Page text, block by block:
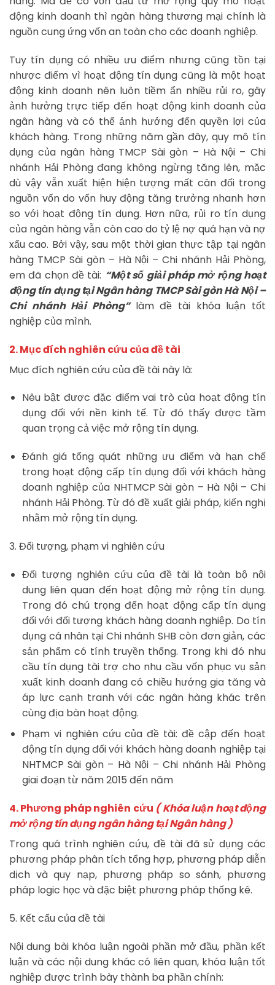
động kinh doanh thì ngân hàng thương mại chính là
nguồn cung ứng vốn an toàn cho các doanh nghiệp.
Tuy tín dụng có nhiều ưu điểm nhưng cũng tồn tại
nhược điểm vì hoạt động tín dụng cũng là một hoạt
động kinh doanh nên luôn tiềm ẩn nhiều rủi ro, gây
ảnh hưởng trực tiếp đến hoạt động kinh doanh của
ngân hàng và có thể ảnh hưởng đến quyền lợi của
khách hàng. Trong những năm gần đây, quy mô tín
dụng của ngân hàng TMCP Sài gòn – Hà Nội – Chi
nhánh Hải Phòng đang không ngừng tăng lên, mặc
dù vậy vẫn xuất hiện hiện tượng mất cân đối trong
nguồn vốn do vốn huy động tăng trưởng nhanh hơn
so với hoạt động tín dụng. Hơn nữa, rủi ro tín dụng
của ngân hàng vẫn còn cao do tỷ lệ nợ quá hạn và nợ
xấu cao. Bởi vậy, sau một thời gian thực tập tại ngân
hàng TMCP Sài gòn – Hà Nội – Chi nhánh Hải Phòng,
em đã chọn đề tài: “Một số giải pháp mở rộng hoạt
động tín dụng tại Ngân hàng TMCP Sài gòn Hà Nội –
Chi nhánh Hải Phòng” làm đề tài khóa luận tốt
nghiệp của mình.
2. Mục đích nghiên cứu của đề tài
Mục đích nghiên cứu của đề tài này là:
Nêu bật được đặc điểm vai trò của hoạt động tín
dụng đối với nền kinh tế. Từ đó thấy được tầm
quan trọng cả việc mở rộng tín dụng.
Đánh giá tổng quát những ưu điểm và hạn chế
trong hoạt động cấp tín dụng đối với khách hàng
doanh nghiệp của NHTMCP Sài gòn – Hà Nội – Chi
nhánh Hải Phòng. Từ đó đề xuất giải pháp, kiến nghị
nhằm mở rộng tín dụng.
3. Đối tượng, phạm vi nghiên cứu
Đối tượng nghiên cứu của đề tài là toàn bộ nội
dung liên quan đến hoạt động mở rộng tín dụng.
Trong đó chú trọng đến hoạt động cấp tín dụng
đối với đối tượng khách hàng doanh nghiệp. Do tín
dụng cá nhân tại Chi nhánh SHB còn đơn giản, các
sản phẩm có tính truyền thống. Trong khi đó nhu
cầu tín dụng tài trợ cho nhu cầu vốn phục vụ sản
xuất kinh doanh đang có chiều hướng gia tăng và
áp lực cạnh tranh với các ngân hàng khác trên
cùng địa bàn hoạt động.
Phạm vi nghiên cứu của đề tài: đề cập đến hoạt
động tín dụng đối với khách hàng doanh nghiệp tại
NHTMCP Sài gòn – Hà Nội – Chi nhánh Hải Phòng
giai đoạn từ năm 2015 đến năm
4. Phương pháp nghiên cứu ( Khóa luận hoạt động
mở rộng tín dụng ngân hàng tại Ngân hàng )
Trong quá trình nghiên cứu, đề tài đã sử dụng các
phương pháp phân tích tổng hợp, phương pháp diễn
dịch và quy nạp, phương pháp so sánh, phương
pháp logic học và đặc biệt phương pháp thống kê.
5. Kết cấu của đề tài
Nội dung bài khóa luận ngoài phần mở đầu, phần kết
luận và các nội dung khác có liên quan, khóa luận tốt
nghiệp được trình bày thành ba phần chính: